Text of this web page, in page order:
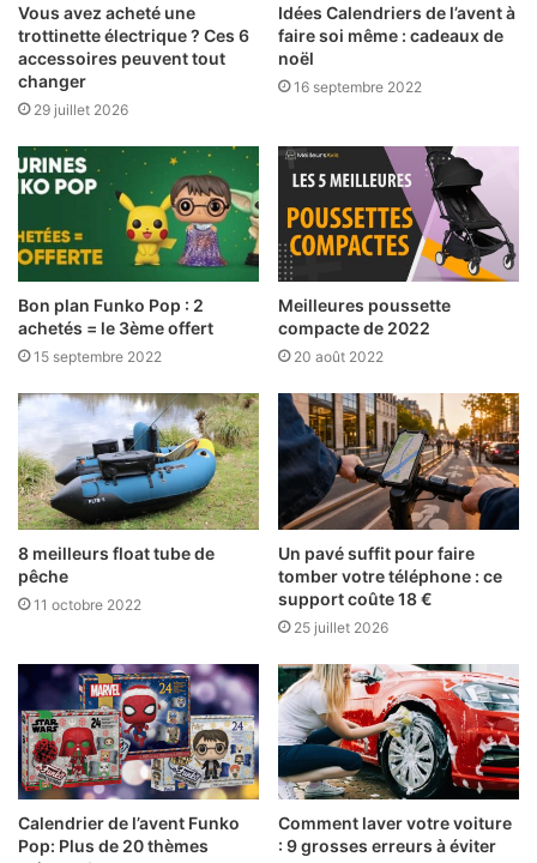
Vous avez acheté une
trottinette électrique ? Ces 6
accessoires peuvent tout
changer
29 juillet 2026
Idées Calendriers de l’avent à
faire soi même : cadeaux de
noël
16 septembre 2022
Bon plan Funko Pop : 2
achetés = le 3ème offert
15 septembre 2022
Meilleures poussette
compacte de 2022
20 août 2022
8 meilleurs float tube de
pêche
11 octobre 2022
Un pavé suffit pour faire
tomber votre téléphone : ce
support coûte 18 €
25 juillet 2026
Calendrier de l’avent Funko
Pop: Plus de 20 thèmes
Comment laver votre voiture
: 9 grosses erreurs à éviter